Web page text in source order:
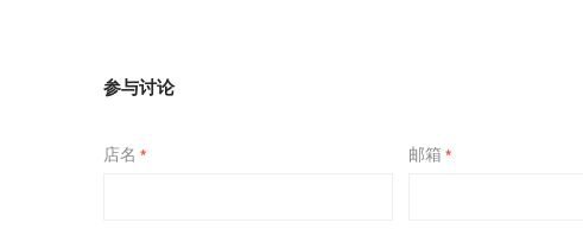
参与讨论
店名 * 邮箱 *